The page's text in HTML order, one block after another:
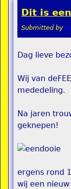
Dit is
Submitted by
Dag lieve
Wij van
mededeling.
Na jaren
geknepen!
ergens rond
wij een